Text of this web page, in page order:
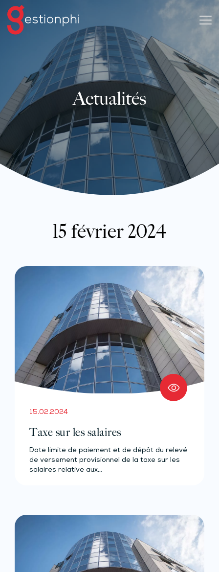
Actualités
15 février 2024
15.02.2024
Taxe sur les salaires
Date limite de paiement et de dépôt du relevé
de versement provisionnel de la taxe sur les
salaires relative aux…